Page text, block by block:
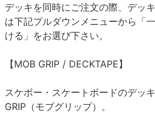
デッキを同時にご注文の際、デッ
は下記プルダウンメニューから「
ける」をお選び下さい。
【MOB GRIP / DECKTAPE】
スケボー・スケートボードのデッ
GRIP（モブグリップ）。